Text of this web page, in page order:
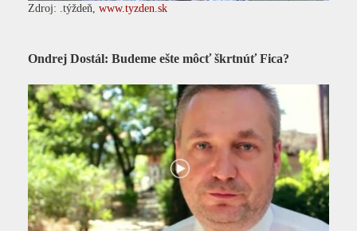
Zdroj: .týždeň, www.tyzden.sk
Ondrej Dostál: Budeme ešte môcť škrtnúť Fica?